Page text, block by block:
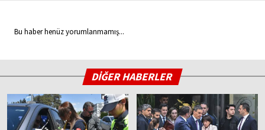
Bu haber henüz yorumlanmamış...
DİĞER HABERLER